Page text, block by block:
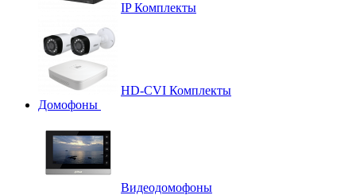
IP Комплекты
HD-CVI Комплекты
Домофоны
Видеодомофоны